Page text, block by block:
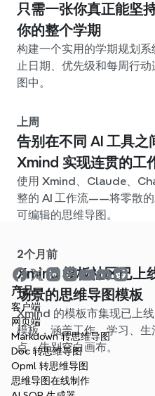
只需一张你真正能坚
你的整个学期
构建一个实用的学期规划
止日期、优先级和每周行
图中。
上周
告别在不同 AI 工具之
Xmind 实现连贯的工
使用 Xmind、Claude、
整的 AI 工作流——将零散的
可编辑的思维导图。
2个月前
Xmind 模板社区已上
场景的思维导图模板
Xmind 的模板市集现已上
模板，涵盖工作、学习、
点，告别空白画布。
产品
客户端
网页端
Markdown 转思维导图
Doc 转思维导图
Opml 转思维导图
思维导图在线制作